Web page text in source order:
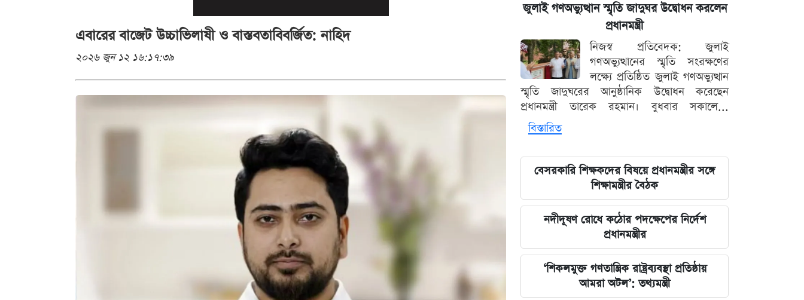
এবারের বাজেট উচ্চাভিলাষী ও বাস্তবতাবিবর্জিত: নাহিদ
২০২৬ জুন ১২ ১৬:১৭:৩৯
জুলাই গণঅভ্যুত্থান স্মৃতি জাদুঘর উদ্বোধন করলেন
প্রধানমন্ত্রী
নিজস্ব প্রতিবেদক: জুলাই
গণঅভ্যুত্থানের স্মৃতি সংরক্ষণের
লক্ষ্যে প্রতিষ্ঠিত জুলাই গণঅভ্যুত্থান
স্মৃতি জাদুঘরের আনুষ্ঠানিক উদ্বোধন করেছেন
প্রধানমন্ত্রী তারেক রহমান। বুধবার সকালে...
বিস্তারিত
বেসরকারি শিক্ষকদের বিষয়ে প্রধানমন্ত্রীর সঙ্গে
শিক্ষামন্ত্রীর বৈঠক
নদীদূষণ রোধে কঠোর পদক্ষেপের নির্দেশ
প্রধানমন্ত্রীর
‘শিকলমুক্ত গণতান্ত্রিক রাষ্ট্রব্যবস্থা প্রতিষ্ঠায়
আমরা অটল’: তথ্যমন্ত্রী